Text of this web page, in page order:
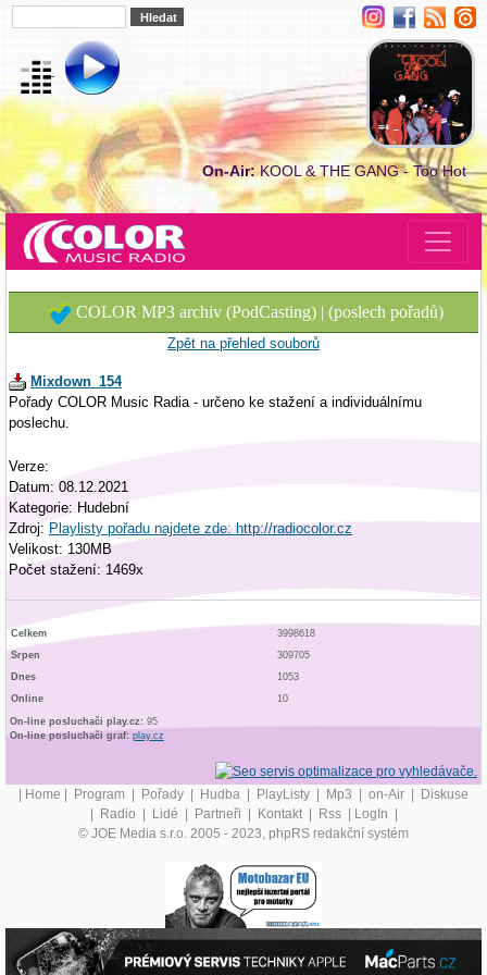
On-Air: KOOL & THE GANG - Too Hot
COLOR MP3 archiv (PodCasting) | (poslech pořadů)
Zpět na přehled souborů
Mixdown_154
Pořady COLOR Music Radia - určeno ke stažení a individuálnímu
poslechu.
Verze:
Datum: 08.12.2021
Kategorie: Hudební
Zdroj: Playlisty pořadu najdete zde: http://radiocolor.cz
Velikost: 130MB
Počet stažení: 1469x
Celkem
3998618
Srpen
309705
Dnes
1053
Online
10
On-line posluchači play.cz: 95
On-line posluchači graf: play.cz
| Home | Program | Pořady | Hudba | PlayListy | Mp3 | on-Air | Diskuse
| Radio | Lidé | Partneři | Kontakt | Rss | LogIn |
© JOE Media s.r.o. 2005 - 2023, phpRS redakční systém